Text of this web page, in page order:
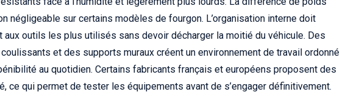
négligeable sur certains modèles de fourgon. L’organisation interne doit
aux outils les plus utilisés sans devoir décharger la moitié du véhicule. Des
et des supports muraux créent un environnement de travail ordonné
au quotidien. Certains fabricants français et européens proposent des
ce qui permet de tester les équipements avant de s’engager définitivement.